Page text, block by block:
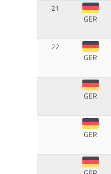
21
GER
22
GER
GER
GER